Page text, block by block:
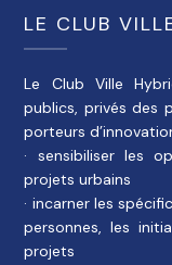
LE CLUB
Le Club Ville
publics, privés des
porteurs
· sensibiliser les
projets urbains
· incarner les
personnes, les
projets